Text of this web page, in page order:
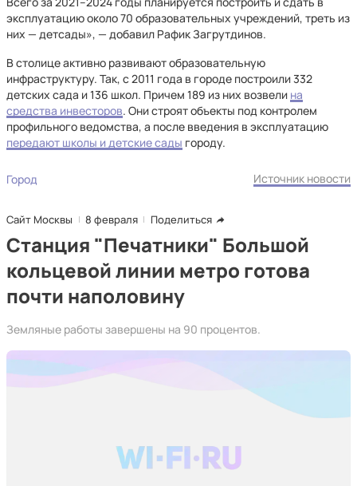
эксплуатацию около 70 образовательных учреждений, треть из
них — детсады», — добавил Рафик Загрутдинов.
В столице активно развивают образовательную
инфраструктуру. Так, с 2011 года в городе построили 332
детских сада и 136 школ. Причем 189 из них возвели на
средства инвесторов. Они строят объекты под контролем
профильного ведомства, а после введения в эксплуатацию
передают школы и детские сады городу.
Город Источник новости
Сайт Москвы 8 февраля Поделиться
Станция "Печатники" Большой
кольцевой линии метро готова
почти наполовину
Земляные работы завершены на 90 процентов.